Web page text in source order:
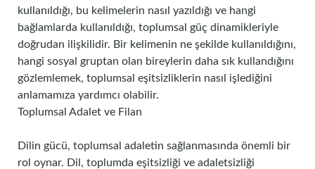
kullanıldığı, bu kelimelerin nasıl yazıldığı ve hangi
bağlamlarda kullanıldığı, toplumsal güç dinamikleriyle
doğrudan ilişkilidir. Bir kelimenin ne şekilde kullanıldığını,
hangi sosyal gruptan olan bireylerin daha sık kullandığını
gözlemlemek, toplumsal eşitsizliklerin nasıl işlediğini
anlamamıza yardımcı olabilir.
Toplumsal Adalet ve Filan
Dilin gücü, toplumsal adaletin sağlanmasında önemli bir
rol oynar. Dil, toplumda eşitsizliği ve adaletsizliği